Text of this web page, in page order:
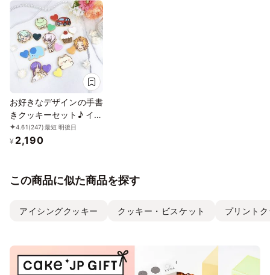
お好きなデザインの手書
きクッキーセット♪ イラ
スト1枚から購入可能！
ハート付き《イラストク
4.61(247)最短 明後日
¥ 2,190
この商品に似た商品を探す
アイシングクッキー クッキー・ビスケット プリント